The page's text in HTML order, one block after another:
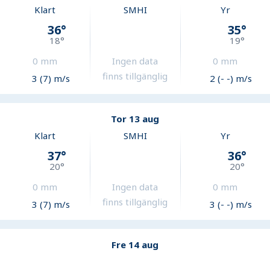
Klart
36°
18°
0 mm
3 (7) m/s
SMHI
Ingen data
finns tillgänglig
Yr
35°
19°
0 mm
2 (- -) m/s
Tor 13 aug
Klart
37°
20°
0 mm
3 (7) m/s
SMHI
Ingen data
finns tillgänglig
Yr
36°
20°
0 mm
3 (- -) m/s
Fre 14 aug